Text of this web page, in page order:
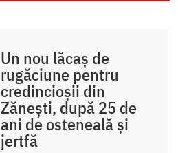
Un nou lăcaș de
rugăciune pentru
credincioșii din
Zănești, după 25 de
ani de osteneală și
jertfă